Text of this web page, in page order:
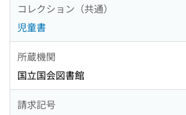
コレクション（共通）
児童書
所蔵機関
国立国会図書館
請求記号